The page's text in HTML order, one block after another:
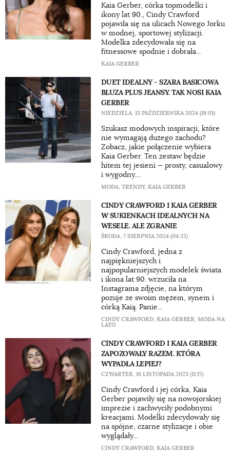
Kaia Gerber, córka topmodelki i
ikony lat 90., Cindy Crawford
pojawiła się na ulicach Nowego Jorku
w modnej, sportowej stylizacji.
Modelka zdecydowała się na
fitnessowe spodnie i dobrała...
KAIA GERBER
DUET IDEALNY - SZARA BASICOWA
BLUZA PLUS JEANSY. TAK NOSI KAIA
GERBER
NIEDZIELA, 13 PAŹDZIERNIKA 2024 (18:01)
Szukasz modowych inspiracji, które
nie wymagają dużego zachodu?
Zobacz, jakie połączenie wybiera
Kaia Gerber. Ten zestaw będzie
hitem tej jesieni — prosty, casualowy
i wygodny....
MODA, TRENDY, KAIA GERBER
CINDY CRAWFORD I KAIA GERBER
W SUKIENKACH IDEALNYCH NA
WESELE. ALE ZGRANIE
ŚRODA, 7 SIERPNIA 2024 (04:22)
Cindy Crawford, jedna z
najpiękniejszych i
najpopularniejszych modelek świata
i ikona lat 90. wrzuciła na
Instagrama zdjęcie, na którym
pozuje ze swoim mężem, synem i
córką Kaią. Panie...
CINDY CRAWFORD, KAIA GERBER, MODA NA
LATO
CINDY CRAWFORD I KAIA GERBER
ZAPOZOWAŁY RAZEM. KTÓRA
WYPADŁA LEPIEJ?
CZWARTEK, 16 LISTOPADA 2023 (11:17)
Cindy Crawford i jej córka, Kaia
Gerber pojawiły się na nowojorskiej
imprezie i zachwyciły podobnymi
kreacjami. Modelki zdecydowały się
na spójne, czarne stylizacje i obie
wyglądały...
CINDY CRAWFORD, KAIA GERBER